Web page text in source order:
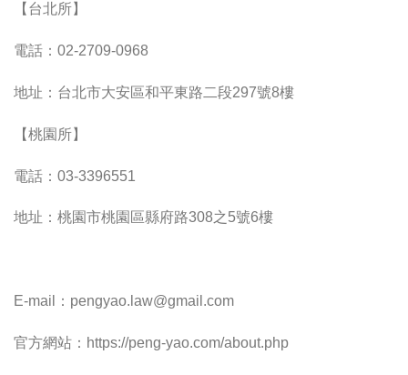
【台北所】
電話：02-2709-0968
地址：台北市大安區和平東路二段297號8樓
【桃園所】
電話：03-3396551
地址：桃園市桃園區縣府路308之5號6樓
E-mail： pengyao.law@gmail.com
官方網站：https://peng-yao.com/about.php